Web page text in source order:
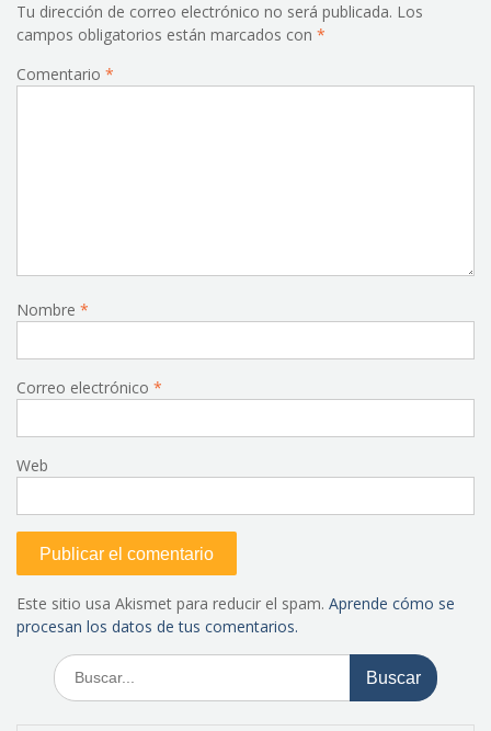
Tu dirección de correo electrónico no será publicada. Los
campos obligatorios están marcados con *
Comentario *
Nombre *
Correo electrónico *
Web
Este sitio usa Akismet para reducir el spam. Aprende cómo se
procesan los datos de tus comentarios.
Buscar: